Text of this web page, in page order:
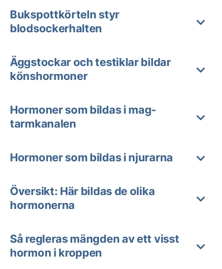
Bukspottkörteln styr
blodsockerhalten
Äggstockar och testiklar bildar
könshormoner
Hormoner som bildas i mag-
tarmkanalen
Hormoner som bildas i njurarna
Översikt: Här bildas de olika
hormonerna
Så regleras mängden av ett visst
hormon i kroppen